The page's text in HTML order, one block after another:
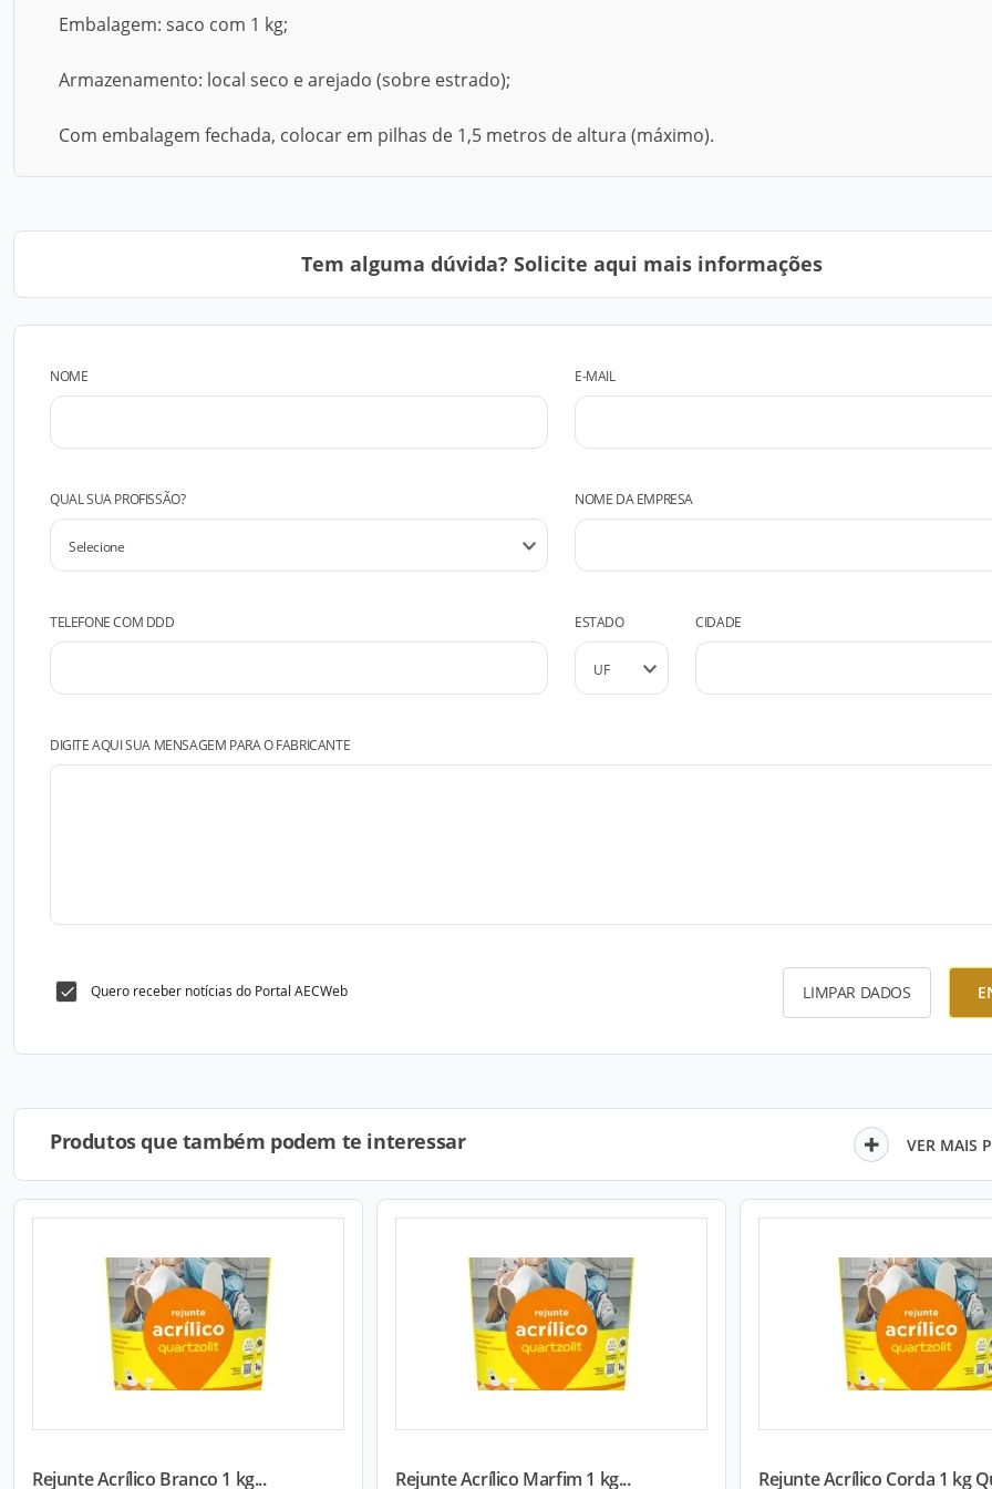
Embalagem: saco com 1 kg;
Armazenamento: local seco e arejado (sobre estrado);
Com embalagem fechada, colocar em pilhas de 1,5 metros de altura (máximo).
Tem alguma dúvida? Solicite aqui mais informações
NOME E-MAIL
QUAL SUA PROFISSÃO? NOME DA EMPRESA
TELEFONE COM DDD ESTADO CIDADE
DIGITE AQUI SUA MENSAGEM PARA O FABRICANTE
Quero receber notícias do Portal AECWeb LIMPAR DADOS
Produtos que também podem te interessar VER MAIS
Rejunte Acrílico Branco 1 kg... Rejunte Acrílico Marfim 1 kg... Rejunte Acrílico Corda 1 kg